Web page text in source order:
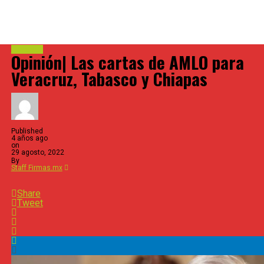
Opinión| Las cartas de AMLO para
Veracruz, Tabasco y Chiapas
Published
4 años ago
on
29 agosto, 2022
By
Staff Firmas.mx
Share
Tweet